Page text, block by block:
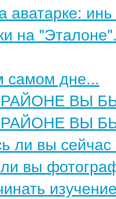
аватарке:
на
самом дне...
ВЫ
ВЫ БЫ
ли вы
вы